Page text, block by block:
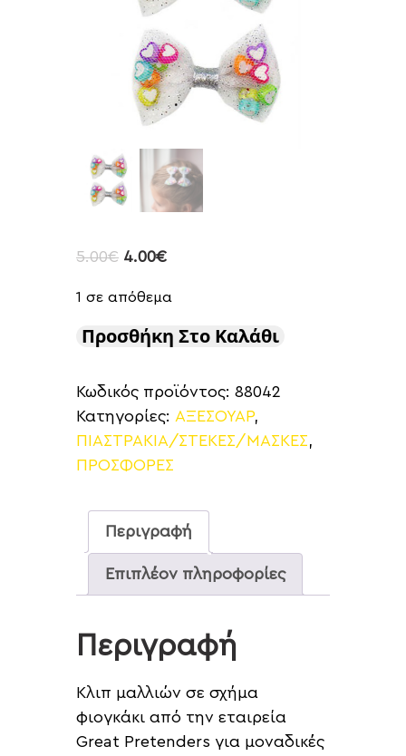
5.00€ 4.00€
1 σε απόθεμα
Προσθήκη Στο Καλάθι
Κωδικός προϊόντος: 88042
Κατηγορίες: ΑΞΕΣΟΥΑΡ,
ΠΙΑΣΤΡΑΚΙΑ/ΣΤΕΚΕΣ/ΜΑΣΚΕΣ
ΠΡΟΣΦΟΡΕΣ
Περιγραφή
Επιπλέον πληροφορίες
Περιγραφή
Κλιπ μαλλιών σε σχήμα
φιογκάκι από την εταιρεία
Great Pretenders για μοναδικές